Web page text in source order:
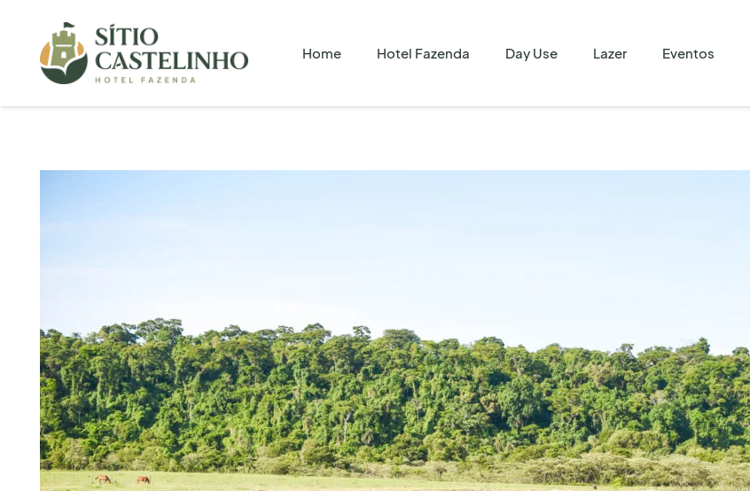
Home Hotel Fazenda Day Use Lazer Eventos